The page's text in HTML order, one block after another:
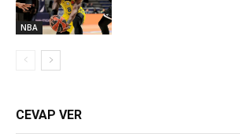
NBA
CEVAP VER